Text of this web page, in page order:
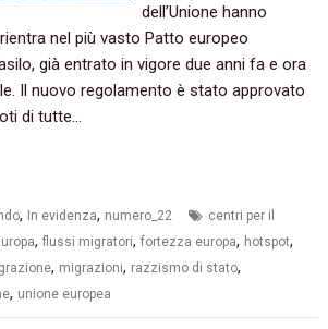
dell’Unione hanno
nel più vasto Patto europeo
già entrato in vigore due anni fa e ora
Il nuovo regolamento è stato approvato
di tutte…
, In evidenza, numero_22
centri per il
,flussi migratori,fortezza europa, hotspot,
, migrazioni, razzismo di stato,
, unione europea